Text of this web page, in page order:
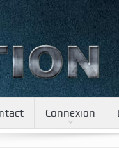
Connexion